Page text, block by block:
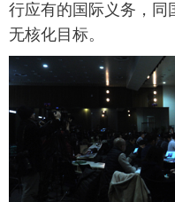
行应有的国际义务，同
无核化目标。